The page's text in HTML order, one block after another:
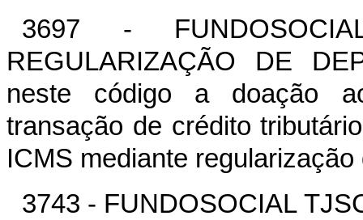
3697 -
REGULARIZAÇÃO DE
neste código a doação
transação de crédito
ICMS mediante
3743 - FUNDOSOCIAL